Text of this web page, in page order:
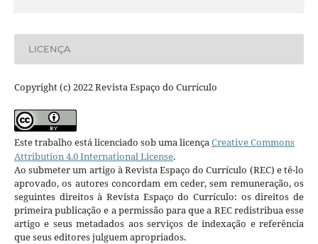
LICENÇA
Copyright (c) 2022 Revista Espaço do Currículo
Este trabalho está licenciado sob uma licençaCreative Commons
Attribution 4.0 International License.
Ao submeter um artigo à Revista Espaço do Currículo (REC) e tê-lo
aprovado, os autores concordam em ceder, sem remuneração, os
seguintes direitos à Revista Espaço do Currículo: os direitos de
primeira publicação e a permissão para que a REC redistribua esse
artigo e seus metadados aos serviços de indexação e referência
que seus editores julguem apropriados.